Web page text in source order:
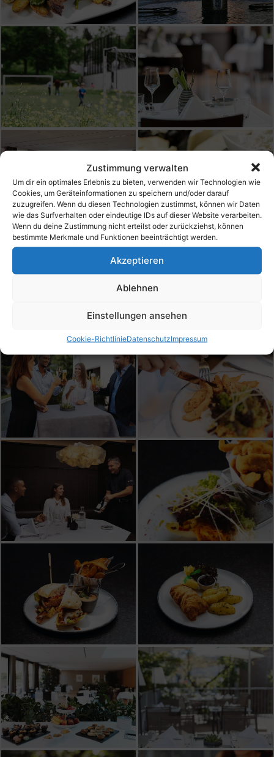
Zustimmung verwalten
Um dir ein optimales Erlebnis zu bieten, verwenden wir Technologien wie
Cookies, um Geräteinformationen zu speichern und/oder darauf
zuzugreifen. Wenn du diesen Technologien zustimmst, können wir Daten
wie das Surfverhalten oder eindeutige IDs auf dieser Website verarbeiten.
Wenn du deine Zustimmung nicht erteilst oder zurückziehst, können
bestimmte Merkmale und Funktionen beeinträchtigt werden.
Akzeptieren
Ablehnen
Einstellungen ansehen
Cookie-RichtlinieDatenschutzImpressum